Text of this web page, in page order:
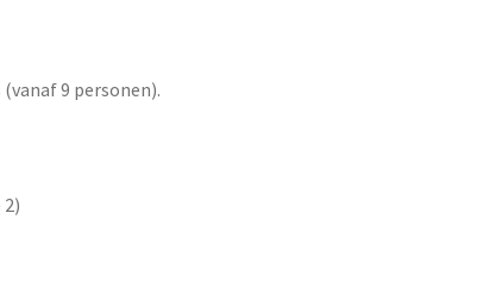
9 personen).